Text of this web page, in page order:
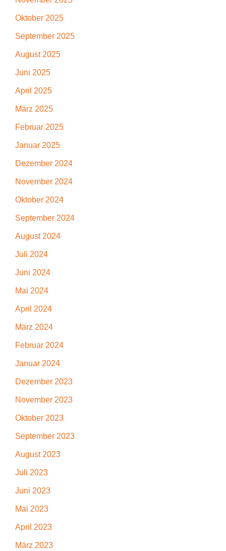
Oktober 2025
September 2025
August 2025
Juni 2025
April 2025
März 2025
Februar 2025
Januar 2025
Dezember 2024
November 2024
Oktober 2024
September 2024
August 2024
Juli 2024
Juni 2024
Mai 2024
April 2024
März 2024
Februar 2024
Januar 2024
Dezember 2023
November 2023
Oktober 2023
September 2023
August 2023
Juli 2023
Juni 2023
Mai 2023
April 2023
März 2023